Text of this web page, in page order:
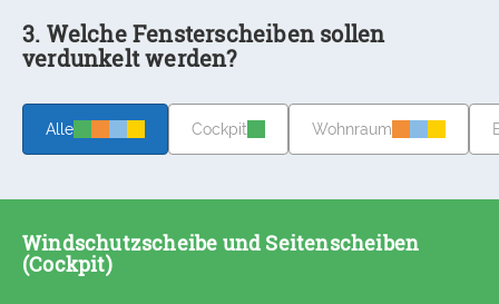
3. Welche Fensterscheiben sollen
verdunkelt werden?
Alle Cockpit Wohnraum
Windschutzscheibe und Seitenscheiben
(Cockpit)